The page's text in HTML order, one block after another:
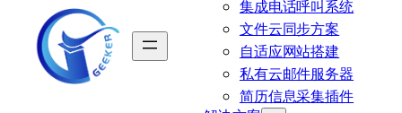
集成电话呼叫系统
文件云同步方案
自适应网站搭建
私有云邮件服务器
简历信息采集插件